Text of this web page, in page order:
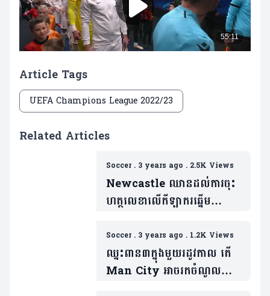
Article Tags
UEFA Champions League 2022/23
Related Articles
Soccer. 3 years ago . 2.5K Views
Newcastle ​ឈាន​ដល់​ការ​ចុះ​
ហត្ថលេខាលើ​កីឡាករឆ្នើម
នេះ
Soccer. 3 years ago . 1.2K Views
ឈ្នះពាន៣ក្នុងមួយរដូវកាល តើ
Man City អាចរកចំណូលបាន